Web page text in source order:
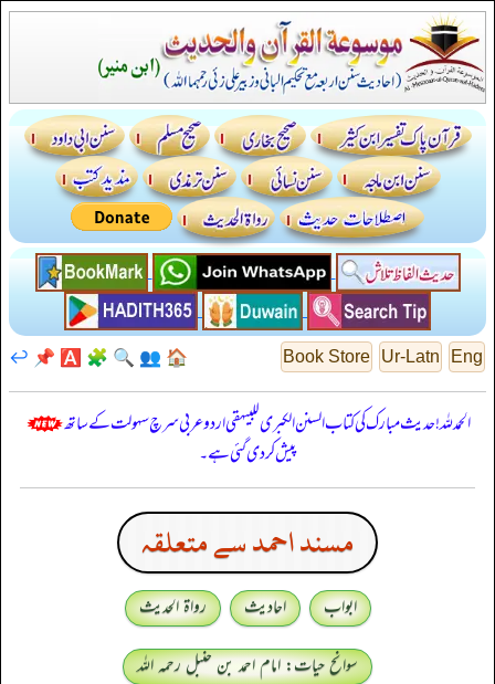
Eng
Ur-Latn
Book Store
🏠
👥
🔍
🧩
🅰️
📌
↩️
الحمدللہ! حدیث مبارک کی کتاب السنن الكبرى للبيهقي اردو عربی سرچ سہولت کے ساتھ
پیش کر دی گئی ہے۔
مسند احمد سے متعلقہ
ابواب احادیث
رواۃ الحدیث
سوانح حیات: امام احمد بن حنبل رحمہ اللہ